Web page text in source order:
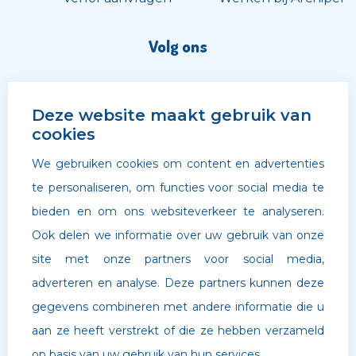
Volg ons
©Archipel Scholen. Website doorBoldr Digital Agency
Privacybeleid
Deze website maakt gebruik van
cookies
We gebruiken cookies om content en advertenties
te personaliseren, om functies voor social media te
bieden en om ons websiteverkeer te analyseren.
Ook delen we informatie over uw gebruik van onze
site met onze partners voor social media,
adverteren en analyse. Deze partners kunnen deze
gegevens combineren met andere informatie die u
aan ze heeft verstrekt of die ze hebben verzameld